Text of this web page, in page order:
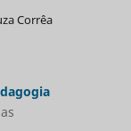
Corrêa